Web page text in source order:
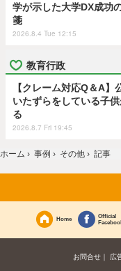
学が示した大学DX成功
箋
2026.8.4 Tue 12:15
教育行政
【クレーム対応Q＆A】
いたずらをしている子
る
2026.8.7 Fri 19:45
ホーム › 事例 › その他 › 記事
Home
Official
お問合せ 広